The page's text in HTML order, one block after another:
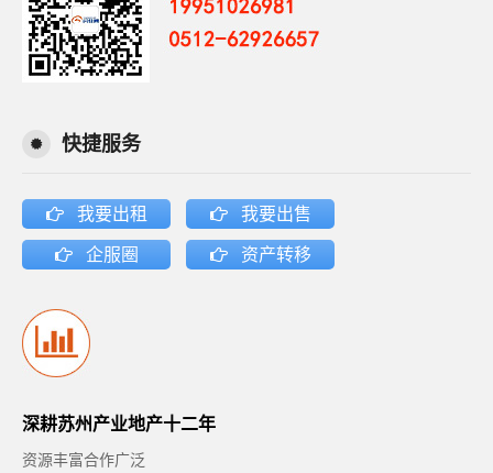
快捷服务
我要出租 我要出售
企服圈 资产转移
深耕苏州产业地产十二年
资源丰富合作广泛